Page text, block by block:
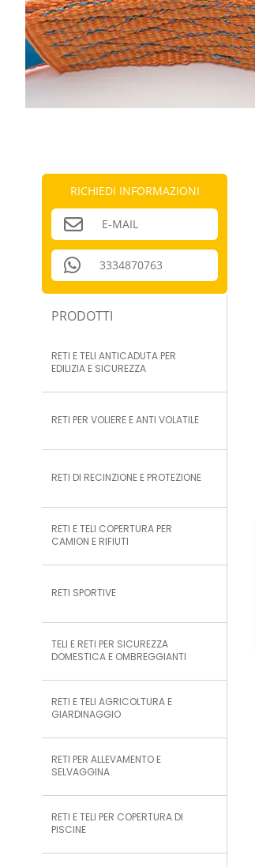
RICHIEDI INFORMAZIONI
E-MAIL
3334870763
PRODOTTI
RETI E TELI ANTICADUTA PER
EDILIZIA E SICUREZZA
RETI PER VOLIERE E ANTI VOLATILE
RETI DI RECINZIONE E PROTEZIONE
RETI E TELI COPERTURA PER
CAMION E RIFIUTI
RETI SPORTIVE
TELI E RETI PER SICUREZZA
DOMESTICA E OMBREGGIANTI
RETI E TELI AGRICOLTURA E
GIARDINAGGIO
RETI PER ALLEVAMENTO E
SELVAGGINA
RETI E TELI PER COPERTURA DI
PISCINE